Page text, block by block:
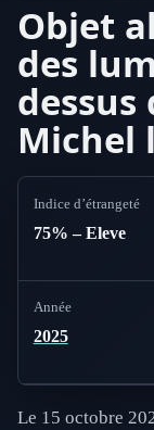
Objet
des
dessus
Michel
Indice d’étrangeté
75% – Eleve
Année
2025
Le 15 octobre